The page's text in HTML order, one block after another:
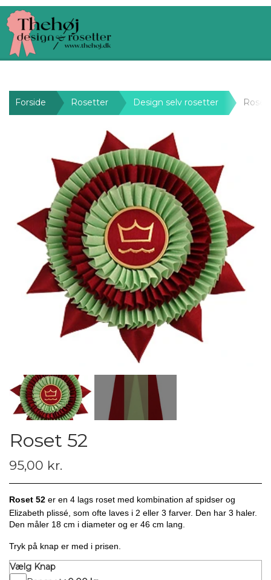
Forside Rosetter Design selv rosetter Roset
Roset 52
95,00 kr.
Roset 52 er en 4 lags roset med kombination af spidser og
Elizabeth plissé, som ofte laves i 2 eller 3 farver. Den har 3 haler.
Den måler 18 cm i diameter og er 46 cm lang.
Tryk på knap er med i prisen.
Vælg Knap